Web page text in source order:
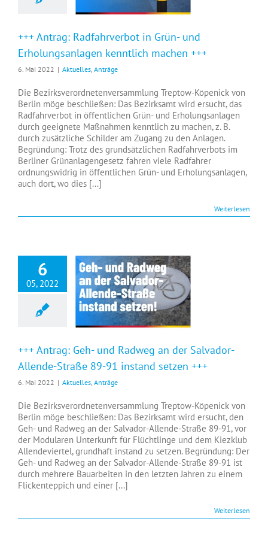
+++ Antrag: Radfahrverbot in Grün- und
Erholungsanlagen kenntlich machen +++
6. Mai 2022 | Aktuelles Anträge
Die Bezirksverordnetenversammlung Treptow-Köpenick von
Berlin möge beschließen: Das Bezirksamt wird ersucht, das
Radfahrverbot in öffentlichen Grün- und Erholungsanlagen
durch geeignete Maßnahmen kenntlich zu machen, z. B.
durch zusätzliche Schilder am Zugang zu den Anlagen.
Begründung: Trotz des grundsätzlichen Radfahrverbots im
Berliner Grünanlagengesetz fahren viele Radfahrer
ordnungswidrig in öffentlichen Grün- und Erholungsanlagen,
auch dort, wo dies [...]
Weiterlesen
6
05, 2022
+++ Antrag: Geh- und Radweg an der Salvador-
Allende-Straße 89-91 instand setzen +++
6. Mai 2022 | Aktuelles, Anträge
Die Bezirksverordnetenversammlung Treptow-Köpenick von
Berlin möge beschließen: Das Bezirksamt wird ersucht, den
Geh- und Radweg an der Salvador-Allende-Straße 89-91, vor
der Modularen Unterkunft für Flüchtlinge und dem Kiezklub
Allendeviertel, grundhaft instand zu setzen. Begründung: Der
Geh- und Radweg an der Salvador-Allende-Straße 89-91 ist
durch mehrere Bauarbeiten in den letzten Jahren zu einem
Flickenteppich und einer [...]
Weiterlesen